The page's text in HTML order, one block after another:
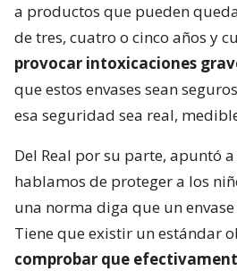
a productos que pueden
de tres, cuatro o cinco años y
provocar intoxicaciones
que estos envases sean
esa seguridad sea real,
Del Real por su parte, apuntó
hablamos de proteger a los
una norma diga que un
Tiene que existir un estándar
comprobar que